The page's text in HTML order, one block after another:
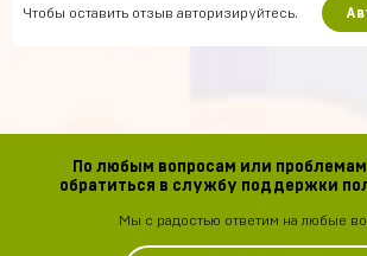
Чтобы оставить отзыв авторизируйтесь.
По любым вопросам или
обратиться в службу поддержки
Мы с радостью ответим на любые